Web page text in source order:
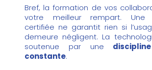
Bref, la formation de vos
votre meilleur rempart. Une
certifiée ne garantit rien si
demeure négligent. La
soutenue par une
constante.